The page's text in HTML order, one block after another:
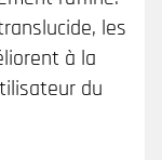
les
à la
du